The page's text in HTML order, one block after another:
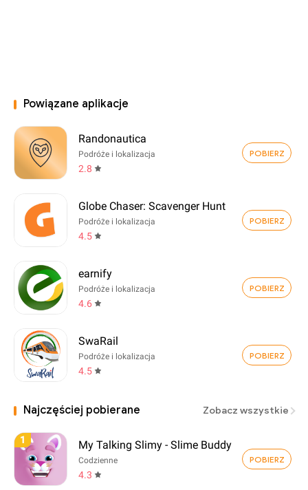
Powiązane aplikacje
Randonautica
Podróże i lokalizacja
2.8
POBIERZ
Globe Chaser: Scavenger Hunt
Podróże i lokalizacja
4.5
POBIERZ
earnify
Podróże i lokalizacja
4.6
POBIERZ
SwaRail
Podróże i lokalizacja
4.5
POBIERZ
Najczęściej pobierane Zobacz wszystkie
1 My Talking Slimy - Slime Buddy
Codzienne
4.3
POBIERZ